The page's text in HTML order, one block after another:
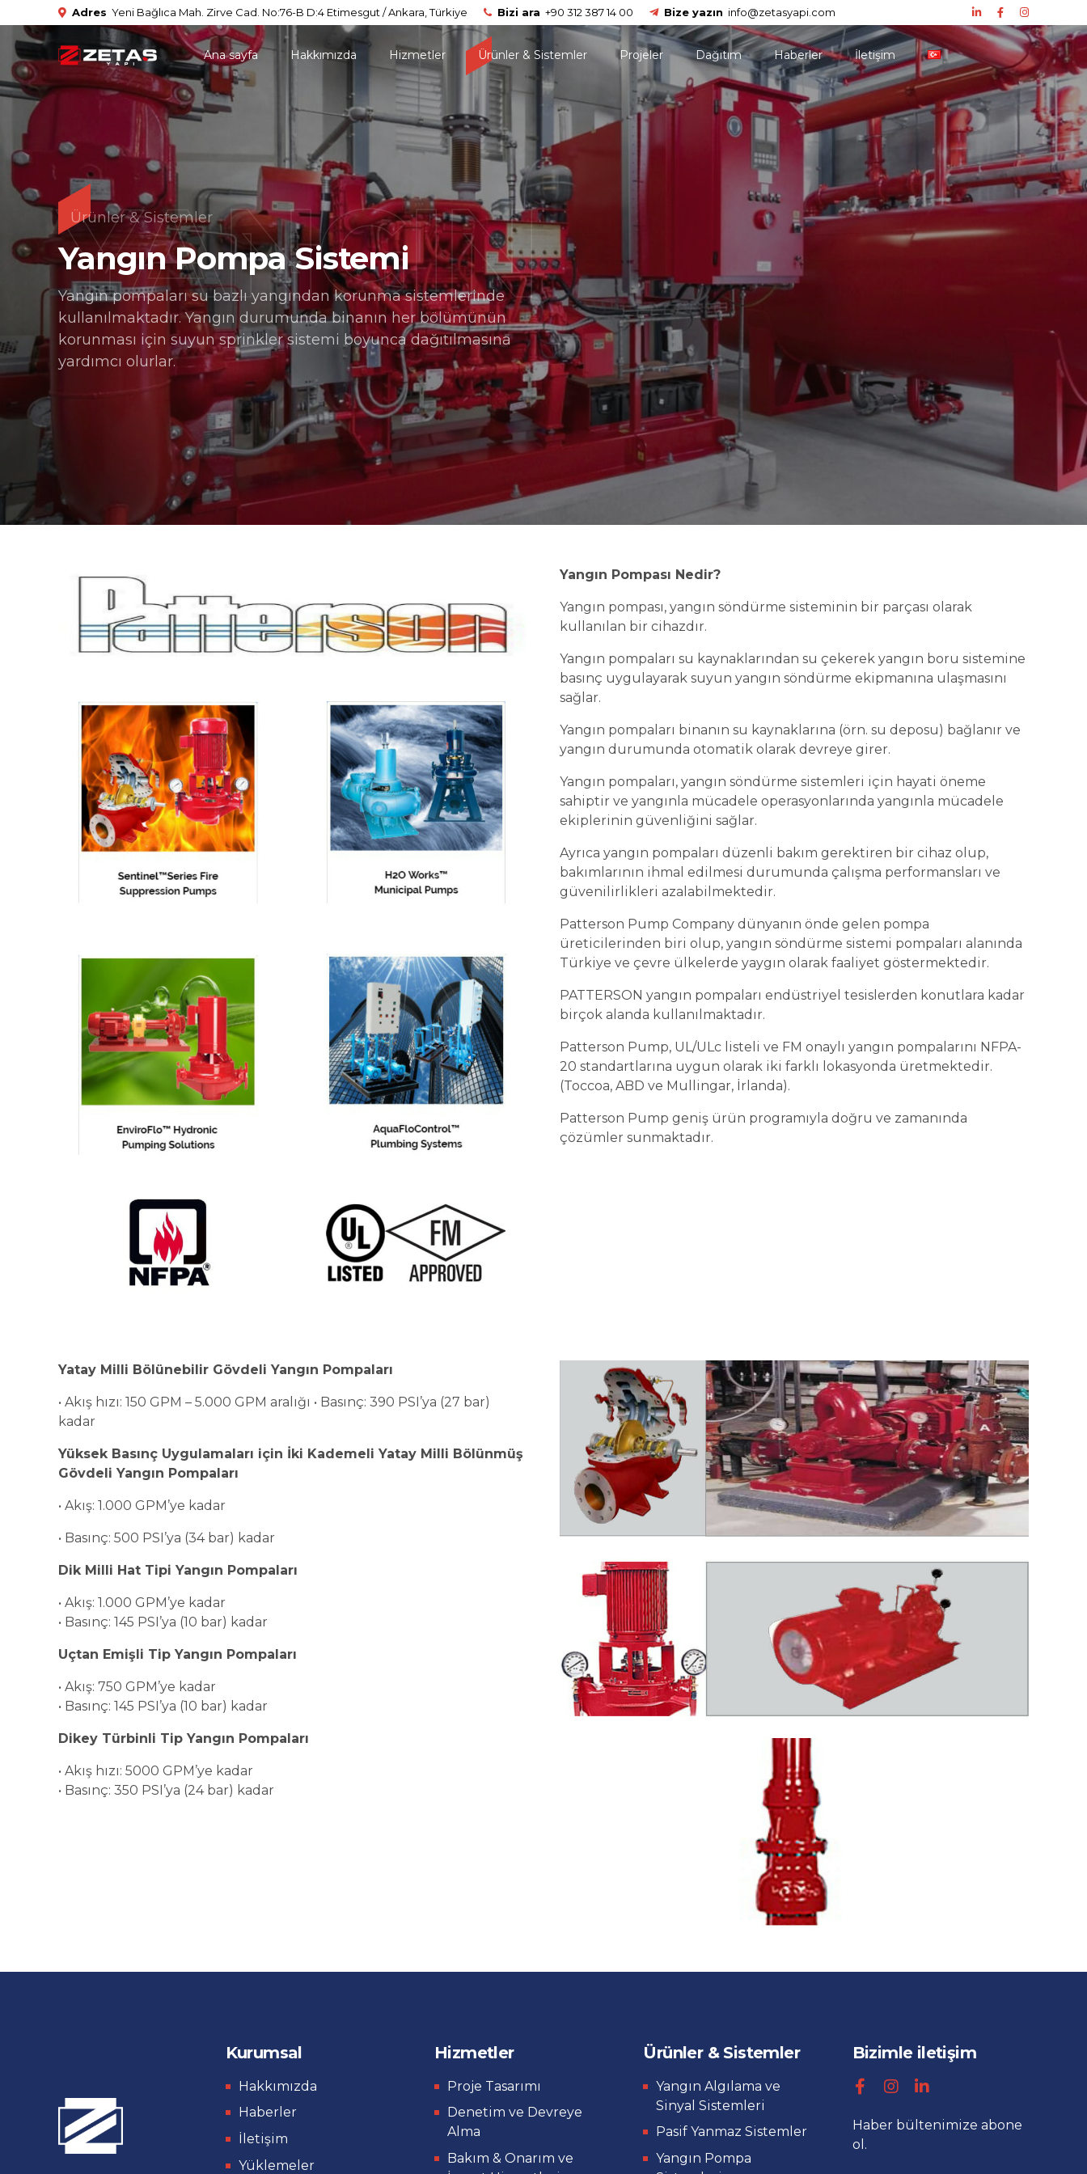
Adres Yeni Bağlıca Mah. Zirve Cad. No:76-B D:4 Etimesgut / Ankara, Türkiye Bizi ara +90 312 387 14 00 Bize yazın info@zetasyapi.com
Ana sayfa Hakkımızda Hizmetler Ürünler & Sistemler Projeler Dağıtım Haberler İletişim
Ürünler & Sistemler
Yangın Pompa Sistemi
YANGIN
Yangın pompaları su bazlı yangından korunma sistemlerinde
kullanılmaktadır. Yangın durumunda binanın her bölümünün
korunması için suyun sprinkler sistemi boyunca dağıtılmasına
yardımcı olurlar.
Yangın Pompası Nedir?
Yangın pompası, yangın söndürme sisteminin bir parçası olarak
kullanılan bir cihazdır.
Yangın pompaları su kaynaklarından su çekerek yangın boru sistemine
basınç uygulayarak suyun yangın söndürme ekipmanına ulaşmasını
sağlar.
Yangın pompaları binanın su kaynaklarına (örn. su deposu) bağlanır ve
yangın durumunda otomatik olarak devreye girer.
Yangın pompaları, yangın söndürme sistemleri için hayati öneme
sahiptir ve yangınla mücadele operasyonlarında yangınla mücadele
ekiplerinin güvenliğini sağlar.
Ayrıca yangın pompaları düzenli bakım gerektiren bir cihaz olup,
bakımlarının ihmal edilmesi durumunda çalışma performansları ve
güvenilirlikleri azalabilmektedir.
Patterson Pump Company dünyanın önde gelen pompa
üreticilerinden biri olup, yangın söndürme sistemi pompaları alanında
Türkiye ve çevre ülkelerde yaygın olarak faaliyet göstermektedir.
PATTERSON yangın pompaları endüstriyel tesislerden konutlara kadar
birçok alanda kullanılmaktadır.
Patterson Pump, UL/ULc listeli ve FM onaylı yangın pompalarını NFPA-
20 standartlarına uygun olarak iki farklı lokasyonda üretmektedir.
(Toccoa, ABD ve Mullingar, İrlanda).
Patterson Pump geniş ürün programıyla doğru ve zamanında
çözümler sunmaktadır.
Yatay Milli Bölünebilir Gövdeli Yangın Pompaları
• Akış hızı: 150 GPM – 5.000 GPM aralığı • Basınç: 390 PSI’ya (27 bar)
kadar
Yüksek Basınç Uygulamaları için İki Kademeli Yatay Milli Bölünmüş
Gövdeli Yangın Pompaları
• Akış: 1.000 GPM’ye kadar
• Basınç: 500 PSI’ya (34 bar) kadar
Dik Milli Hat Tipi Yangın Pompaları
• Akış: 1.000 GPM’ye kadar
• Basınç: 145 PSI’ya (10 bar) kadar
Uçtan Emişli Tip Yangın Pompaları
• Akış: 750 GPM’ye kadar
• Basınç: 145 PSI’ya (10 bar) kadar
Dikey Türbinli Tip Yangın Pompaları
• Akış hızı: 5000 GPM’ye kadar
• Basınç: 350 PSI’ya (24 bar) kadar
Kurumsal
Hakkımızda
Haberler
İletişim
Yüklemeler
Hizmetler
Proje Tasarımı
Denetim ve Devreye
Alma
Bakım & Onarım ve
Ürünler & Sistemler
Yangın Algılama ve
Sinyal Sistemleri
Pasif Yanmaz Sistemler
Yangın Pompa
Bizimle iletişim
Haber bültenimize abone
ol.